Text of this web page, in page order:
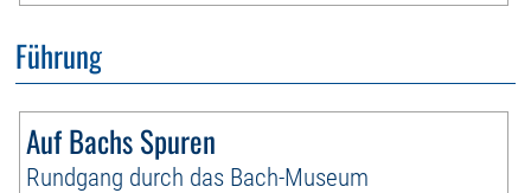
Führung
Auf Bachs Spuren
Rundgang durch das Bach-Museum